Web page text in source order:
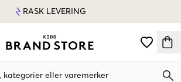
RASK LEVERING
kategorier eller varemerker